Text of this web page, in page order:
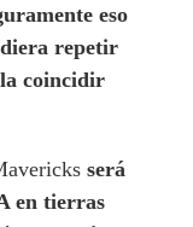
eso
repetir
coincidir
será
en tierras